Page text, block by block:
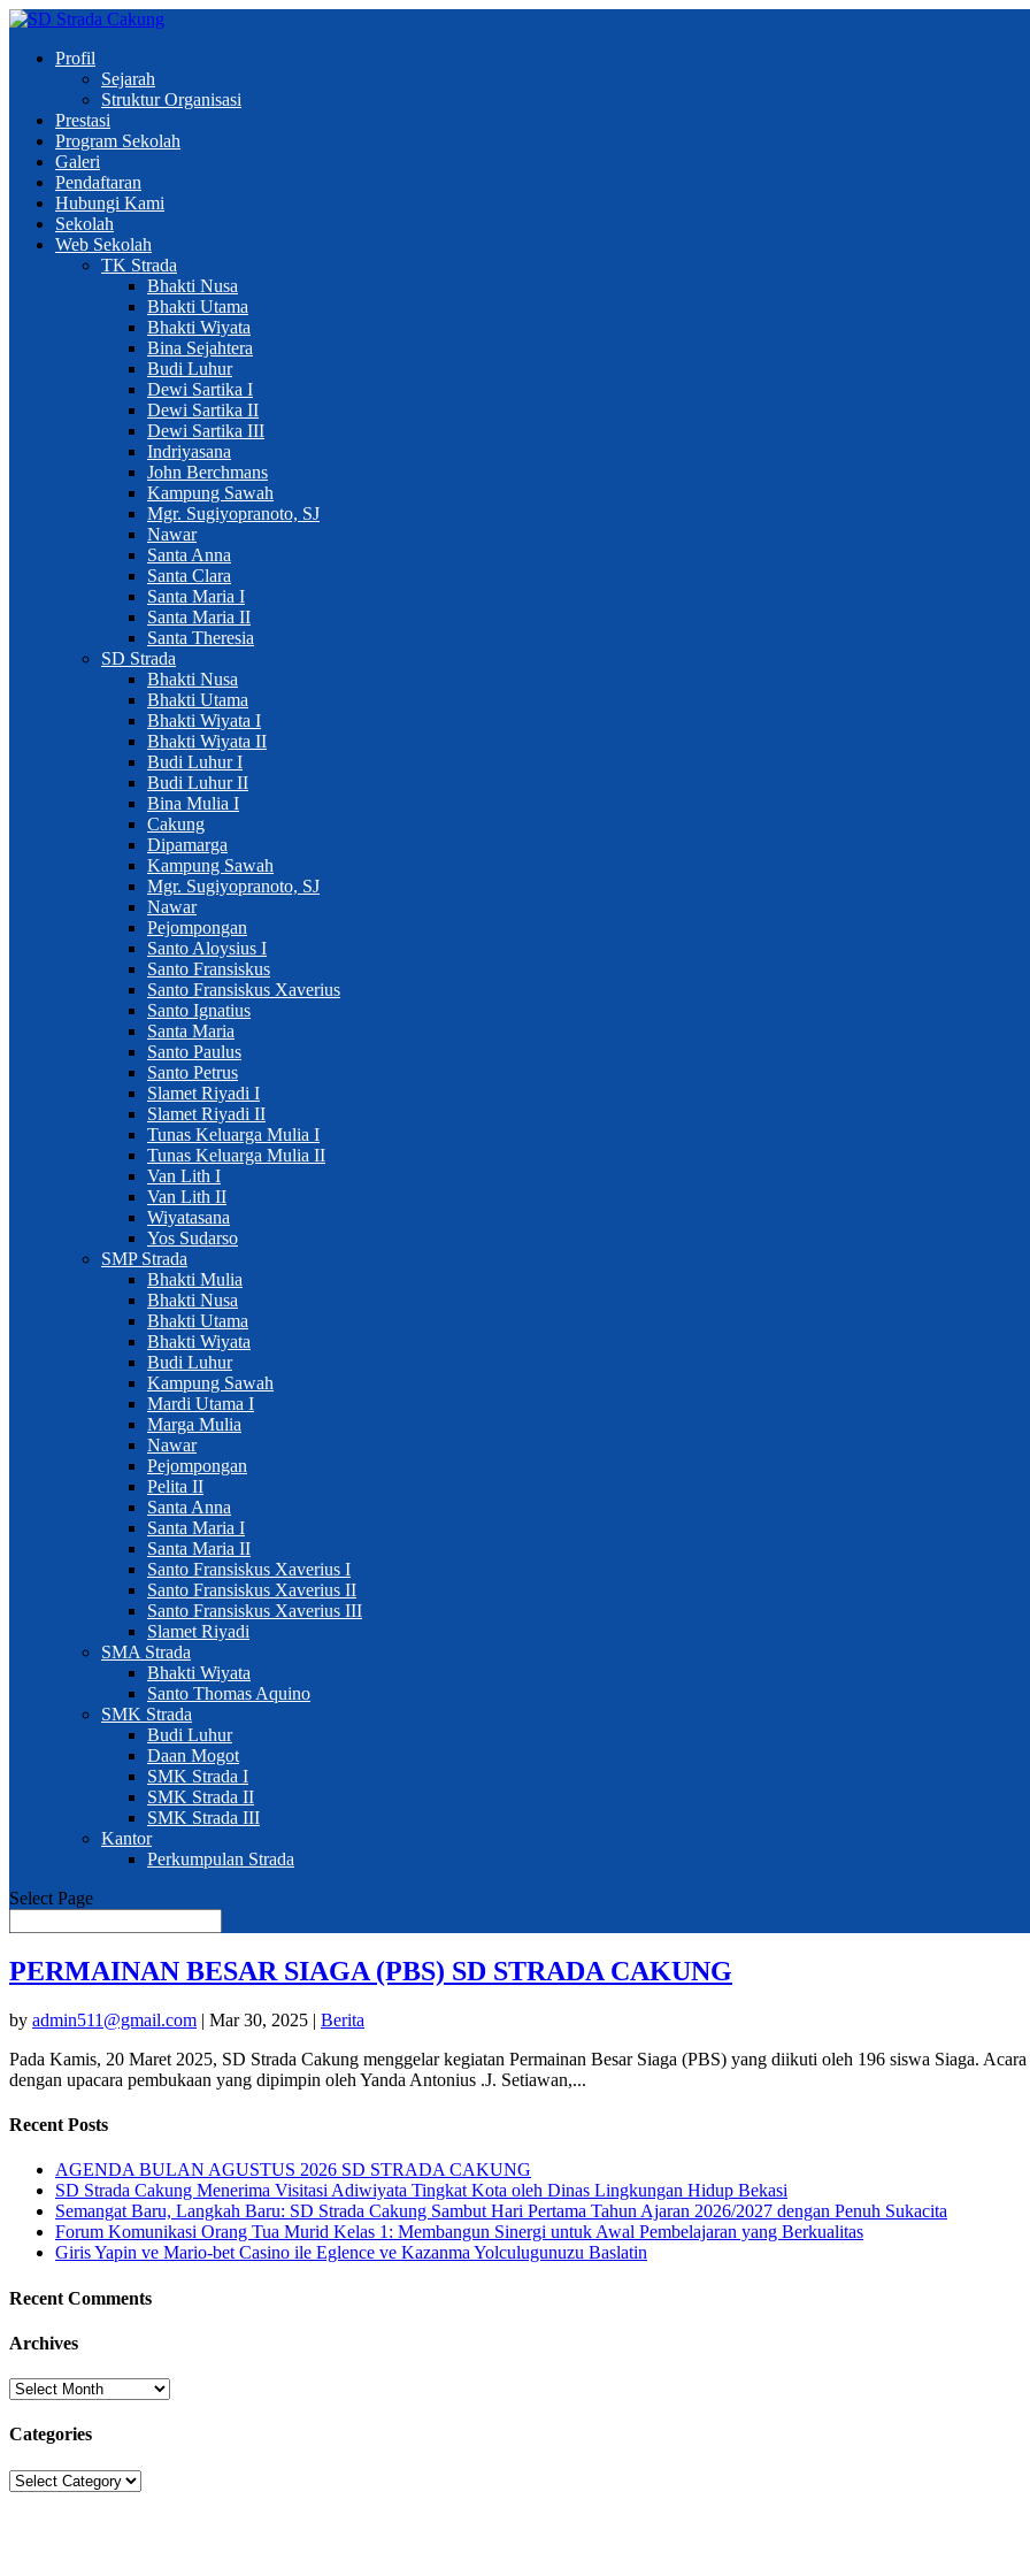
Profil
Sejarah
Struktur Organisasi
Prestasi
Program Sekolah
Galeri
Pendaftaran
Hubungi Kami
Sekolah
Web Sekolah
TK Strada
Bhakti Nusa
Bhakti Utama
Bhakti Wiyata
Bina Sejahtera
Budi Luhur
Dewi Sartika I
Dewi Sartika II
Dewi Sartika III
Indriyasana
John Berchmans
Kampung Sawah
Mgr. Sugiyopranoto, SJ
Nawar
Santa Anna
Santa Clara
Santa Maria I
Santa Maria II
Santa Theresia
SD Strada
Bhakti Nusa
Bhakti Utama
Bhakti Wiyata I
Bhakti Wiyata II
Budi Luhur I
Budi Luhur II
Bina Mulia I
Cakung
Dipamarga
Kampung Sawah
Mgr. Sugiyopranoto, SJ
Nawar
Pejompongan
Santo Aloysius I
Santo Fransiskus
Santo Fransiskus Xaverius
Santo Ignatius
Santa Maria
Santo Paulus
Santo Petrus
Slamet Riyadi I
Slamet Riyadi II
Tunas Keluarga Mulia I
Tunas Keluarga Mulia II
Van Lith I
Van Lith II
Wiyatasana
Yos Sudarso
SMP Strada
Bhakti Mulia
Bhakti Nusa
Bhakti Utama
Bhakti Wiyata
Budi Luhur
Kampung Sawah
Mardi Utama I
Marga Mulia
Nawar
Pejompongan
Pelita II
Santa Anna
Santa Maria I
Santa Maria II
Santo Fransiskus Xaverius I
Santo Fransiskus Xaverius II
Santo Fransiskus Xaverius III
Slamet Riyadi
SMA Strada
Bhakti Wiyata
Santo Thomas Aquino
SMK Strada
Budi Luhur
Daan Mogot
SMK Strada I
SMK Strada II
SMK Strada III
Kantor
Perkumpulan Strada
Select Page
PERMAINAN BESAR SIAGA (PBS) SD STRADA CAKUNG
by admin511@gmail.com | Mar 30, 2025 | Berita
Pada Kamis, 20 Maret 2025, SD Strada Cakung menggelar kegiatan Permainan Besar Siaga (PBS) yang diikuti oleh 196 siswa Siaga.
dengan upacara pembukaan yang dipimpin oleh Yanda Antonius .J. Setiawan,...
Recent Posts
AGENDA BULAN AGUSTUS 2026 SD STRADA CAKUNG
SD Strada Cakung Menerima Visitasi Adiwiyata Tingkat Kota oleh Dinas Lingkungan Hidup Bekasi
Semangat Baru, Langkah Baru: SD Strada Cakung Sambut Hari Pertama Tahun Ajaran 2026/2027 dengan Penuh Sukacita
Forum Komunikasi Orang Tua Murid Kelas 1: Membangun Sinergi untuk Awal Pembelajaran yang Berkualitas
Giris Yapin ve Mario-bet Casino ile Eglence ve Kazanma Yolculugunuzu Baslatin
Recent Comments
Archives
Archives
Categories
Categories